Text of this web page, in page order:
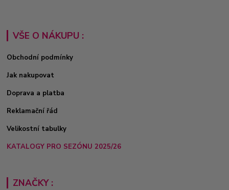
VŠE O NÁKUPU :
Obchodní podmínky
Jak nakupovat
Doprava a platba
Reklamační řád
Velikostní tabulky
KATALOGY PRO SEZÓNU 2025/26
ZNAČKY :